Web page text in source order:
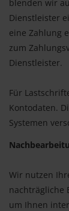
blenden wir
Dienstleister
eine Zahlung
zum
Dienstleister.
Für
Kontodaten.
Systemen
Wir nutzen
nachträgliche
um Ihnen